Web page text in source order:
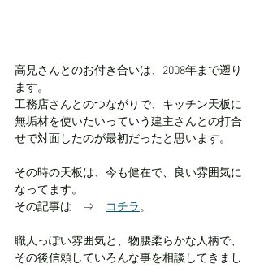
高見さんとのお付き合いは、2008年まで遡り
ます。
工務店さんとのつながりで、キッチン天板に
無垢材を使いたいっていう建主さんとの打合
せで対面したのが最初だったと思います。
その時の天板は、今も健在で、良い雰囲気に
なってます。
その記事は　⇒ コチラ。
職人っぽい雰囲気と、物腰柔らかな人柄で、
その後信頼していろんな事を相談してきまし